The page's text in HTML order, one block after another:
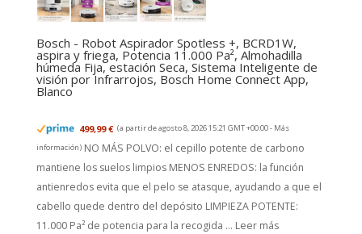
Bosch - Robot Aspirador Spotless +, BCRD1W,
aspira y friega, Potencia 11.000 Pa², Almohadilla
húmeda Fija, estación Seca, Sistema Inteligente de
visión por Infrarrojos, Bosch Home Connect App,
Blanco
499,99 € (a partir de agosto 8, 2026 15:21 GMT +00:00 - Más
información) NO MÁS POLVO: el cepillo potente de carbono
mantiene los suelos limpios MENOS ENREDOS: la función
antienredos evita que el pelo se atasque, ayudando a que el
cabello quede dentro del depósito LIMPIEZA POTENTE:
11.000 Pa² de potencia para la recogida ... Leer más